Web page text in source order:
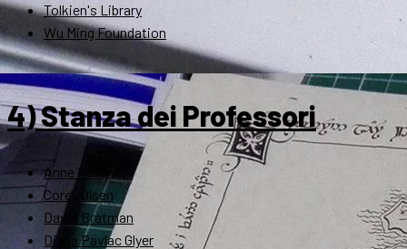
Tolkien's Library
Wu Ming Foundation
4) Stanza dei Professori
Anne Petty
Corey Olsen
David Bratman
Diana Pavlac Glyer